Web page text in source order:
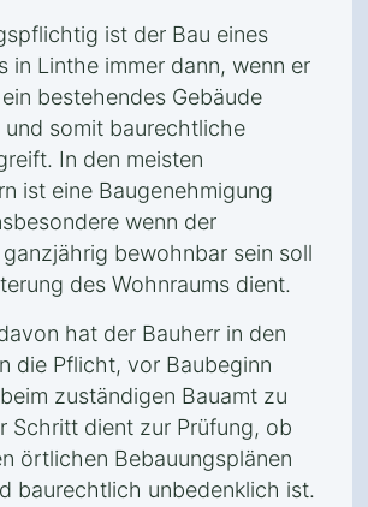
ist der Bau eines
in Linthe immer dann, wenn er
bestehendes Gebäude
somit baurechtliche
In den meisten
ist eine Baugenehmigung
wenn der
bewohnbar sein soll
des Wohnraums dient.
hat der Bauherr in den
die Pflicht, vor Baubeginn
zuständigen Bauamt zu
Schritt dient zur Prüfung, ob
örtlichen Bebauungsplänen
baurechtlich unbedenklich ist.